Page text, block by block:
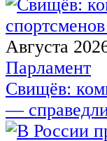
Августа
Парламент
Свищёв:
—